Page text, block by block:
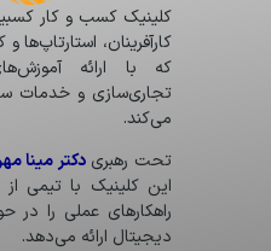
کلینیک کسب و کار
کارآفرینان،
که با ارائه
تجاری‌سازی و خدمات
می‌کند.
تحت رهبریدکتر مینا
این کلینیک با تیمی
راهکارهای عملی را در
دیجیتال ارائه می‌دهد.